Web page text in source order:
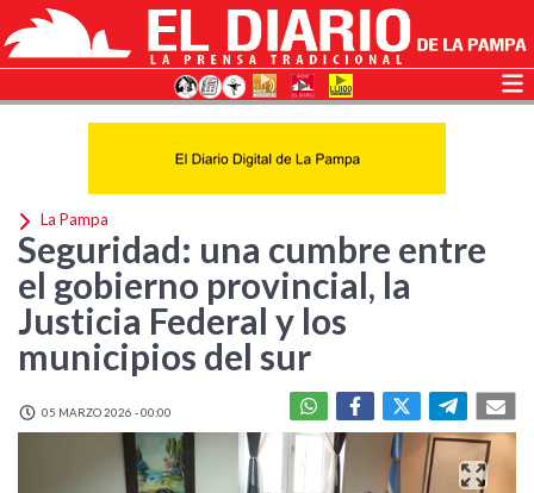
La Pampa
Seguridad: una cumbre entre
el gobierno provincial, la
Justicia Federal y los
municipios del sur
05 MARZO 2026 - 00:00